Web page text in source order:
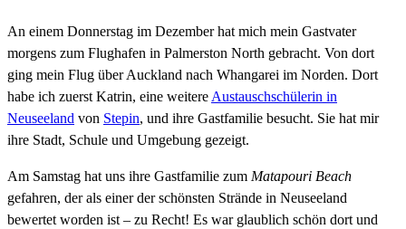
An einem Donnerstag im Dezember hat mich mein Gastvater
morgens zum Flughafen in Palmerston North gebracht. Von dort
ging mein Flug über Auckland nach Whangarei im Norden. Dort
habe ich zuerst Katrin, eine weitere Austauschschülerin in
Neuseeland von Stepin, und ihre Gastfamilie besucht. Sie hat mir
ihre Stadt, Schule und Umgebung gezeigt.
Am Samstag hat uns ihre Gastfamilie zum Matapouri Beach
gefahren, der als einer der schönsten Strände in Neuseeland
bewertet worden ist – zu Recht! Es war glaublich schön dort und